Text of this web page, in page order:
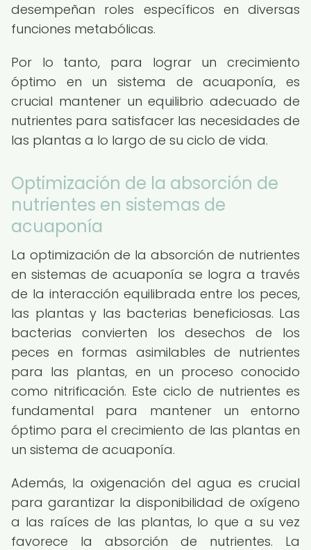
desempeñan roles específicos en diversas
funciones metabólicas.
Por lo tanto, para lograr un crecimiento
óptimo en un sistema de acuaponía, es
crucial mantener un equilibrio adecuado de
nutrientes para satisfacer las necesidades de
las plantas a lo largo de su ciclo de vida.
Optimización de la absorción de
nutrientes en sistemas de
acuaponía
La optimización de la absorción de nutrientes
en sistemas de acuaponía se logra a través
de la interacción equilibrada entre los peces,
las plantas y las bacterias beneficiosas. Las
bacterias convierten los desechos de los
peces en formas asimilables de nutrientes
para las plantas, en un proceso conocido
como nitrificación. Este ciclo de nutrientes es
fundamental para mantener un entorno
óptimo para el crecimiento de las plantas en
un sistema de acuaponía.
Además, la oxigenación del agua es crucial
para garantizar la disponibilidad de oxígeno
a las raíces de las plantas, lo que a su vez
favorece la absorción de nutrientes. La